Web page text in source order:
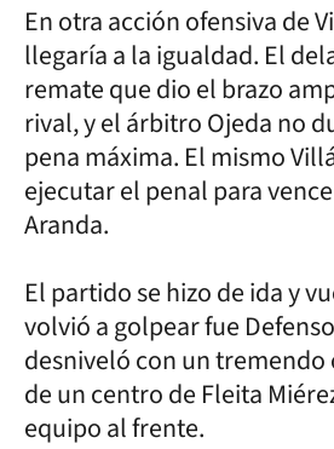
En otra acción ofensiva de
llegaría a la igualdad. El
remate que dio el brazo
rival, y el árbitro Ojeda no
pena máxima. El mismo
ejecutar el penal para
Aranda.
El partido se hizo de ida y
volvió a golpear fue
desniveló con un tremendo
de un centro de Fleita
equipo al frente.